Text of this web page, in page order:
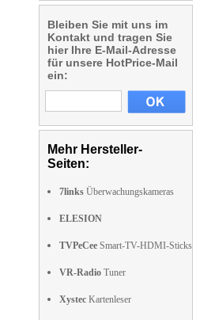
Bleiben Sie mit uns im
Kontakt und tragen Sie
hier Ihre E-Mail-Adresse
für unsere HotPrice-Mail
ein:
Mehr Hersteller-
Seiten:
7links Überwachungskameras
ELESION
TVPeCee Smart-TV-HDMI-Sticks
VR-Radio Tuner
Xystec Kartenleser